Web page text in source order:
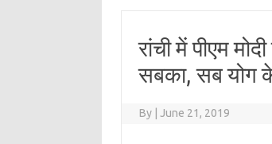
रांची में पीएम
सबका, सब योग
By June 21, 2019